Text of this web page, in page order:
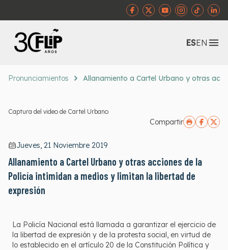
ESEN
Pronunciamientos Allanamiento a Cartel Urbano y otras
Captura del video de Cartel Urbano
Compartir
Jueves, 21 Noviembre 2019
Allanamiento a Cartel Urbano y otras acciones de la
Policía intimidan a medios y limitan la libertad de
expresión
La Policía Nacional está llamada a garantizar el ejercicio de
la libertad de expresión y de la protesta social, en virtud de
lo establecido en el artículo 20 de la Constitución Política y